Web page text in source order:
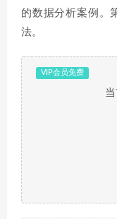
的数据分析案例。
法。
VIP会员免费